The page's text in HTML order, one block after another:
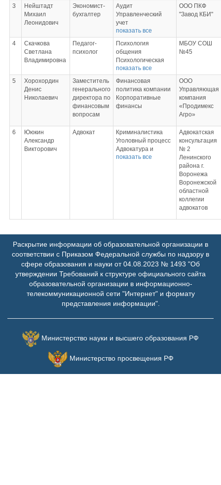
ресурсами
Организация
управленческого
труда
Учебная практика.
Ознакомительная
практика
Производственная
практика.
Технологическая
(проектно-
технологическая)
практика
3
Нейштадт
Михаил
Леонидович
Экономист-
бухгалтер
Аудит
Управленческий
учет
Налоговый учет и
его региональные
особенности
Основы "1С:
предприятия"
Налоговая система
зарубежных стран
Налоговый учёт и
его региональные
предприятия" для
руководителя
Отчетность "1С:
Бухгалтерия
администрирование
Судебная
экономическая
экспертиза
показать все
ООО ПКФ
"Завод КБИ"
4
Скачкова
Светлана
Владимировна
Педагог-
психолог
Психология
общения
Психологическая
служба и
психологическое
Практикум по
основам
психологического
Практикум по
методам
саморегуляции и
техникам
медитации
показать все
МБОУ СОШ
№45
5
Хорохордин
Денис
Николаевич
Заместитель
генерального
директора по
финансовым
вопросам
Финансовая
политика компании
Корпоративные
финансы
ООО
Управляющая
компания
«Продимекс
Агро»
6
Ююкин
Александр
Викторович
Адвокат
Криминалистика
Уголовный процесс
Адвокатура и
нотариат
показать все
Адвокатская
консультация
№ 2
Ленинского
района г.
Воронежа
Воронежской
областной
коллегии
адвокатов
Раскрытие информации об образовательной организации в
соответствии с Приказом Федеральной службы по надзору в
сфере образования и науки от 04.08.2023 № 1493 "Об
утверждении Требований к структуре официального сайта
образовательной организации в информационно-
телекоммуникационной сети "Интернет" и формату
представления информации".
Министерство науки и высшего образования РФ
Министерство просвещения РФ